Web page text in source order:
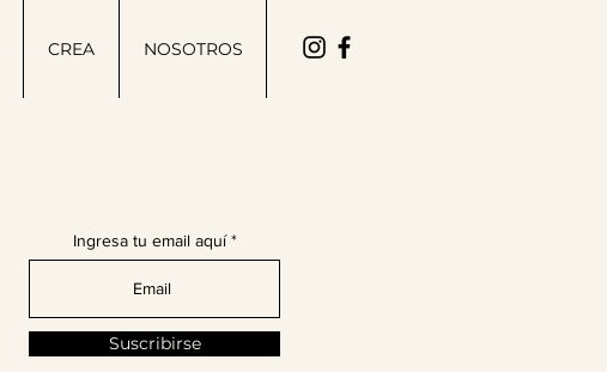
CREA NOSOTROS
Ingresa tu email aquí
Suscribirse